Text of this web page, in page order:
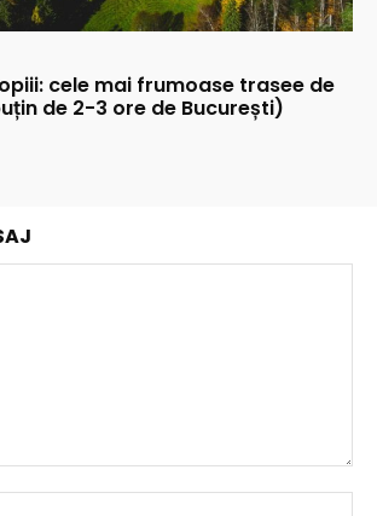
cele mai frumoase trasee de
de 2-3 ore de București)